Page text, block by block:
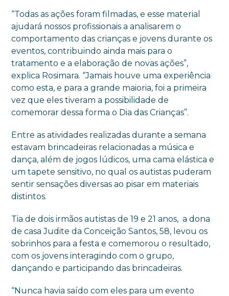
“Todas as ações foram filmadas, e esse material
ajudará nossos profissionais a analisarem o
comportamento das crianças e jovens durante os
eventos, contribuindo ainda mais para o
tratamento e a elaboração de novas ações”,
explica Rosimara. “Jamais houve uma experiência
como esta, e para a grande maioria, foi a primeira
vez que eles tiveram a possibilidade de
comemorar dessa forma o Dia das Crianças”.
Entre as atividades realizadas durante a semana
estavam brincadeiras relacionadas a música e
dança, além de jogos lúdicos, uma cama elástica e
um tapete sensitivo, no qual os autistas puderam
sentir sensações diversas ao pisar em materiais
distintos.
Tia de dois irmãos autistas de 19 e 21 anos, a dona
de casa Judite da Conceição Santos, 58, levou os
sobrinhos para a festa e comemorou o resultado,
com os jovens interagindo com o grupo,
dançando e participando das brincadeiras.
“Nunca havia saído com eles para um evento